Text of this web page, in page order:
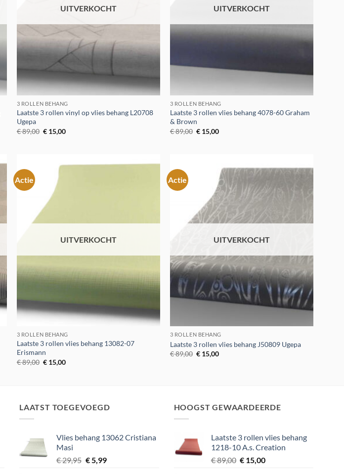
UITVERKOCHT
3 ROLLEN BEHANG
Laatste 3 rollen vinyl op vlies behang L20708
Ugepa
€89,00 Oorspronkelijke
prijs
€ 15,00Huidige
UITVERKOCHT
3 ROLLEN BEHANG
Laatste 3 rollen vlies behang 4078-60 Graham
& Brown
€89,00 Oorspronkelijke
prijs
€ 15,00Huidige
Actie
UITVERKOCHT
3 ROLLEN BEHANG
Laatste 3 rollen vlies behang 13082-07
Erismann
€89,00 Oorspronkelijke
prijs
€ 15,00Huidige
Actie
aan
UITVERKOCHT
3 ROLLEN BEHANG
Laatste 3 rollen vlies behang J50809 Ugepa
€89,00 Oorspronkelijke
prijs
€ 15,00Huidige
LAATST TOEGEVOEGD
Vlies behang 13062 Cristiana
Masi
€29,95 Oorspronkelijke
€5,99Huidige
HOOGST GEWAARDEERDE
Laatste 3 rollen vlies behang
1218-10 A.s. Creation
€89,00 Oorspronkelijke
€ 15,00Huidige